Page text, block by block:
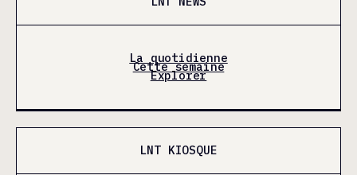
La quotidienne
Cette semaine
Explorer
LNT KIOSQUE